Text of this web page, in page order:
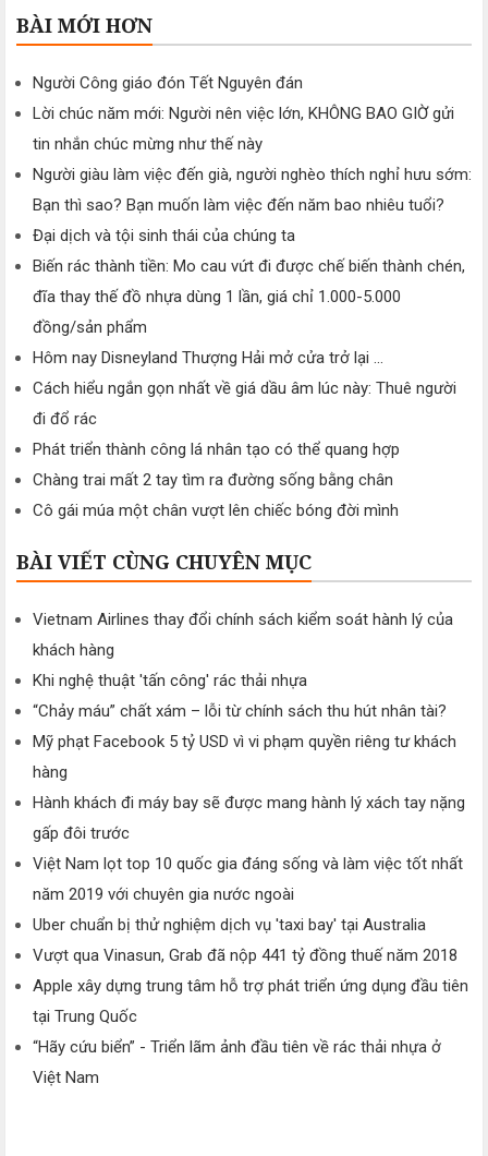
BÀI MỚI HƠN
Người Công giáo đón Tết Nguyên đán
Lời chúc năm mới: Người nên việc lớn, KHÔNG BAO GIỜ gửi
tin nhắn chúc mừng như thế này
Người giàu làm việc đến già, người nghèo thích nghỉ hưu sớm:
Bạn thì sao? Bạn muốn làm việc đến năm bao nhiêu tuổi?
Đại dịch và tội sinh thái của chúng ta
Biến rác thành tiền: Mo cau vứt đi được chế biến thành chén,
đĩa thay thế đồ nhựa dùng 1 lần, giá chỉ 1.000-5.000
đồng/sản phẩm
Hôm nay Disneyland Thượng Hải mở cửa trở lại ...
Cách hiểu ngắn gọn nhất về giá dầu âm lúc này: Thuê người
đi đổ rác
Phát triển thành công lá nhân tạo có thể quang hợp
Chàng trai mất 2 tay tìm ra đường sống bằng chân
Cô gái múa một chân vượt lên chiếc bóng đời mình
BÀI VIẾT CÙNG CHUYÊN MỤC
Vietnam Airlines thay đổi chính sách kiểm soát hành lý của
khách hàng
Khi nghệ thuật 'tấn công' rác thải nhựa
“Chảy máu” chất xám – lỗi từ chính sách thu hút nhân tài?
Mỹ phạt Facebook 5 tỷ USD vì vi phạm quyền riêng tư khách
hàng
Hành khách đi máy bay sẽ được mang hành lý xách tay nặng
gấp đôi trước
Việt Nam lọt top 10 quốc gia đáng sống và làm việc tốt nhất
năm 2019 với chuyên gia nước ngoài
Uber chuẩn bị thử nghiệm dịch vụ 'taxi bay' tại Australia
Vượt qua Vinasun, Grab đã nộp 441 tỷ đồng thuế năm 2018
Apple xây dựng trung tâm hỗ trợ phát triển ứng dụng đầu tiên
tại Trung Quốc
“Hãy cứu biển” - Triển lãm ảnh đầu tiên về rác thải nhựa ở
Việt Nam